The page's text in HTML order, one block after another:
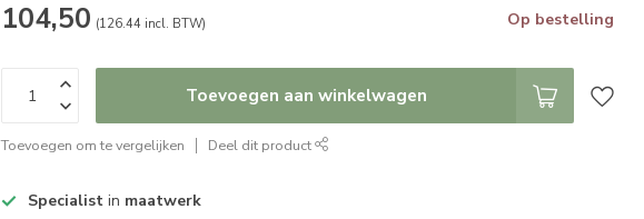
104,50 (126.44 incl. BTW) Op bestelling
Toevoegen aan winkelwagen
Toevoegen om te vergelijken Deel dit product
Specialist in maatwerk